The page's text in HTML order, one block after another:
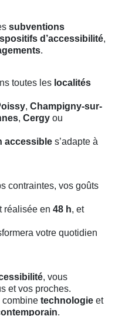
subventions
d’accessibilité,
.
toutes les localités
, Champigny-sur-
, Cergy ou
accessible s’adapte à
contraintes, vos goûts
réalisée en 48 h, et
votre quotidien
, vous
et vos proches.
combine technologie et
.